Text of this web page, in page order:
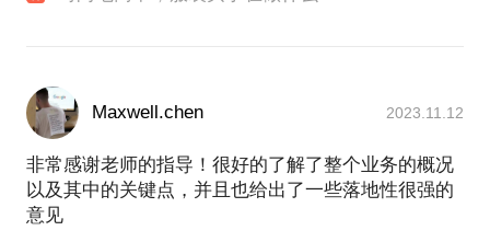
Maxwell.chen 2023.11.12
非常感谢老师的指导！很好的了解了整个业务的概况
以及其中的关键点，并且也给出了一些落地性很强的
意见